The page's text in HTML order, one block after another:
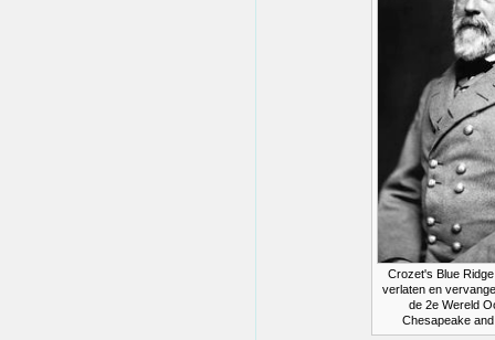
Crozet's Blue
verlaten en
de 2e Wereld
Chesapeake